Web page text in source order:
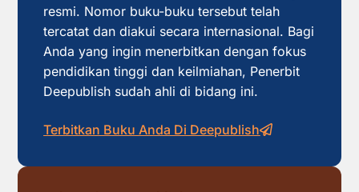
resmi. Nomor buku-buku tersebut telah
tercatat dan diakui secara internasional. Bagi
Anda yang ingin menerbitkan dengan fokus
pendidikan tinggi dan keilmiahan, Penerbit
Deepublish sudah ahli di bidang ini.
Terbitkan Buku Anda Di Deepublish